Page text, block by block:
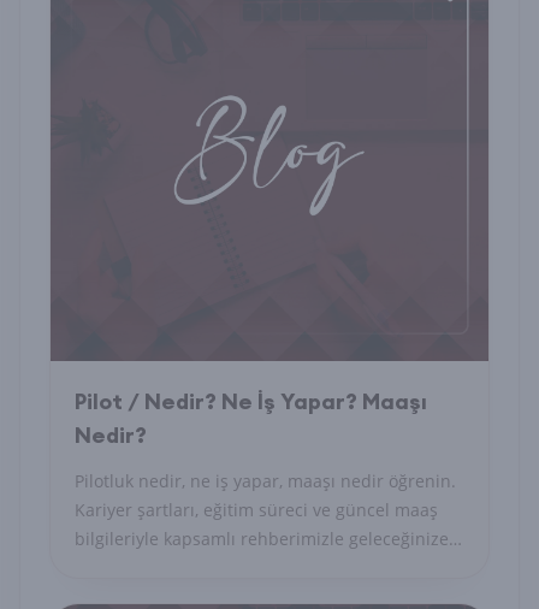
Pilot / Nedir? Ne İş Yapar? Maaşı
Nedir?
Pilotluk nedir, ne iş yapar, maaşı nedir öğrenin.
Kariyer şartları, eğitim süreci ve güncel maaş
bilgileriyle kapsamlı rehberimizle geleceğinize